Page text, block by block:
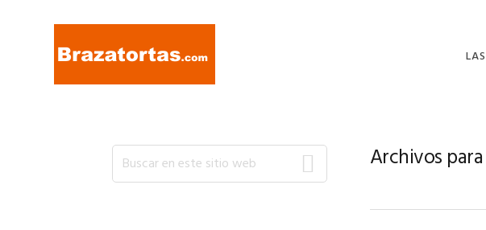
navegación
LA
Archivos
Barra
Buscar
en